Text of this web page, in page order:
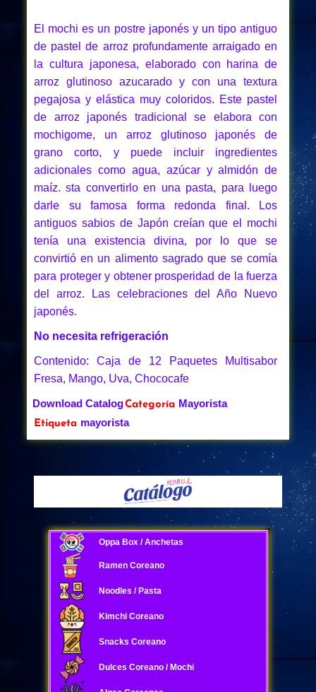
El mochi es un postre japonés y un tipo antiguo
de pastel de arroz profundamente arraigado en
la cultura japonesa, elaborado con harina de
arroz glutinoso azucarado y con una textura
pegajosa y elástica muy coloridos. Este pastel
de arroz japonés tradicional se elabora con
mochigome, un arroz glutinoso japonés de
grano corto, y puede incluir ingredientes
adicionales como agua, azúcar y almidón de
maíz. sta convertirlo en una pasta, para luego
darle su famosa forma redonda final. Los
antiguos sabios de Japón creían que el mochi
tenía una existencia divina, por lo que se
convirtió en un alimento sagrado que se comía
para proteger y obtener prosperidad de la fuerza
del arroz. Las celebraciones del Año Nuevo
japonés.
No necesita refrigeración
Contenido: Caja de 12 Paquetes Multisabor
Fresa, Mango, Uva, Chococafe
Download CatalogCategoría Mayorista
Etiqueta mayorista
Oppa Box / Anchetas
Ramen Coreano
Noodles / Pasta
Kimchi Coreano
Snacks Coreano
Dulces Coreano / Mochi